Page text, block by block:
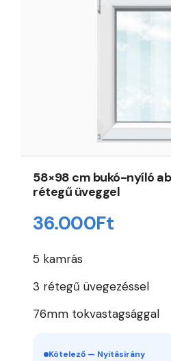
58×98 cm bukó-nyíló
rétegű üveggel
36.000Ft
5 kamrás
3 rétegű üvegezéssel
76mm tokvastagsággal
Kötelező — Nyitásirány